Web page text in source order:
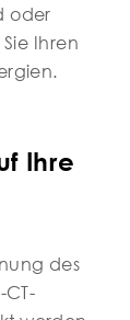
oder
Ihren
Ihre
des